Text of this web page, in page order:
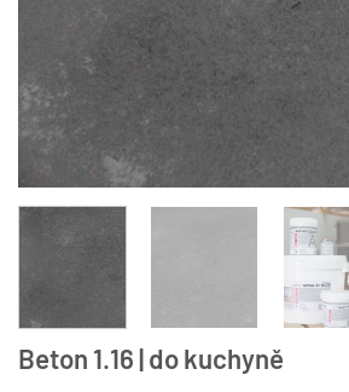
Beton 1.16 | do kuchyně